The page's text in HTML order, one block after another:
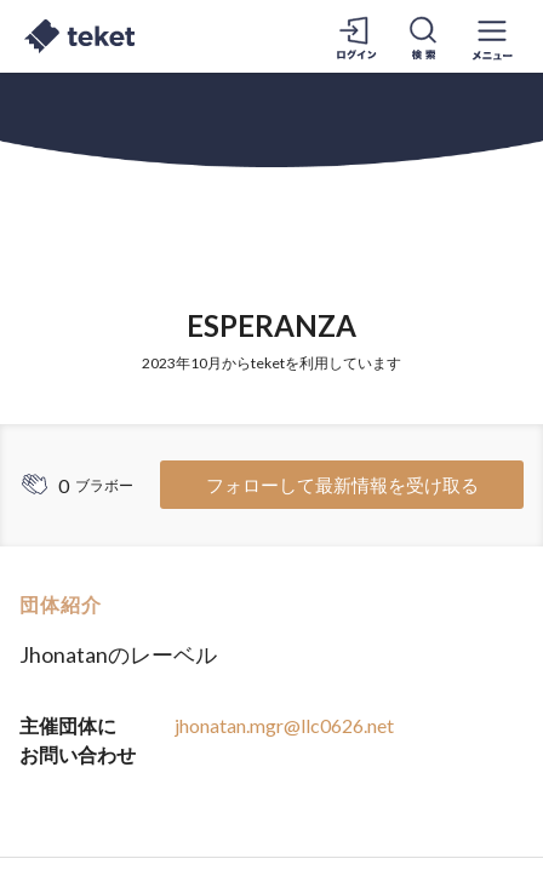
ESPERANZA
2023年10月からteketを利用しています
0 ブラボー フォローして最新情報を受け取る
団体紹介
Jhonatanのレーベル
主催団体に
お問い合わせ
jhonatan.mgr@llc0626.net